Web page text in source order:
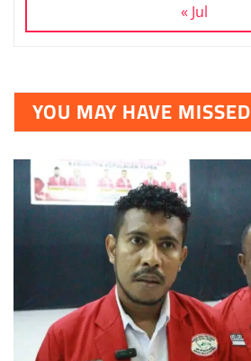
« Jul
YOU MAY HAVE MISSED